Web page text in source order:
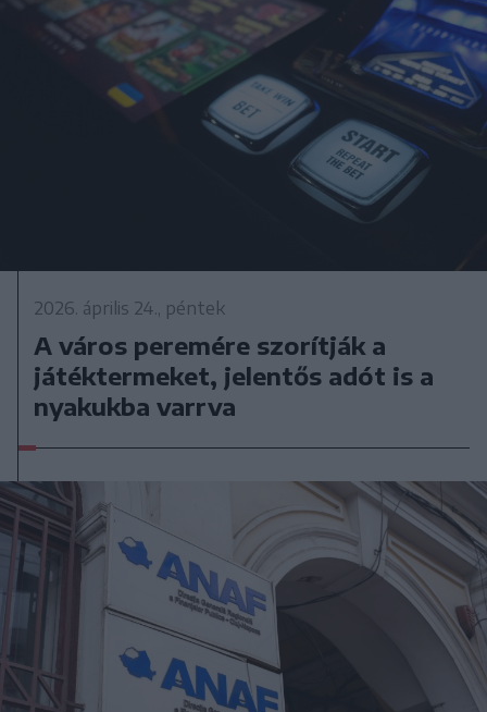
2026. április 24., péntek
A város peremére szorítják a
játéktermeket, jelentős adót is a
nyakukba varrva